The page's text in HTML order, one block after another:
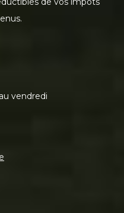
vendredi